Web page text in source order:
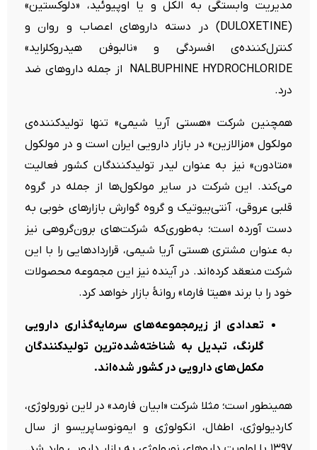
مدیریت وابستگی به الکل و یا اوپیوئید، «دلوکستین»
(DULOXETINE) در دسته داروهای اعصاب و روان و
کنترل‌کننده‌ی افسردگی و «نالبوفن هیدروکلراید»
NALBUPHINE HYDROCHLORIDE از جمله داروهای ضد
درد.
همچنین شرکت «هستی آریا شیمی» تنها تولیدکننده‌ی
مولکول «مزالازین» در بازار دارویی ایران است و در مولکول
«متادون» نیز به عنوان لیدر تولیدکنندگان کشور فعالیت
می‌کند. این شرکت در سایر مولکول‌ها از جمله در گروه
قلبی عروقی، آنتی‌بیوتیک و گروه گوارش بازارهای خوبی به
دست آورده است؛ به‌طوری‌که شرکت‌های برون‌گروهی نیز
به عنوان مشتری هستی آریا شیمی، قراردادهایی را با این
شرکت منعقد کرده‌اند. در آینده نیز این مجموعه محصولات
خود را با برند «هیتا فارما» روانۀ بازار خواهد کرد.
تعدادی از زیرمجموعه‌های سرمایه‌گذاری دارویی
گلرنگ، تبدیل به شناخته‌شده‌ترین تولیدکنندگان
مکمل‌های دارویی در کشور شده‌اند.
همینطور است؛ مثلا شرکت «ابیان فارمد» در لاین نورولوژی،
کاردیولوژی، اطفال، انکولوژی و ایمونوساپریسو از سال